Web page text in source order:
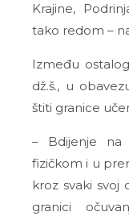
Krajine,
tako redom –
Između
dž.š., u
štiti granice
– Bdijenje na
fizičkom i u
kroz svaki svoj
granici